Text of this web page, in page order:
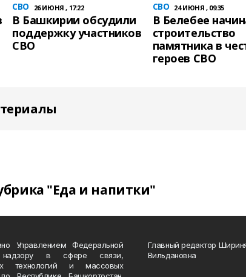
СВО 26 ИЮНЯ , 17:22
В Башкирии обсудили
поддержку участников
СВО
СВО 24 ИЮНЯ , 09:35
В Белебее
строительство
памятника в
героев СВО
"Еда и напитки"
Управлением Федеральной
в сфере связи,
технологий и массовых
Главный редактор
Вильдановна